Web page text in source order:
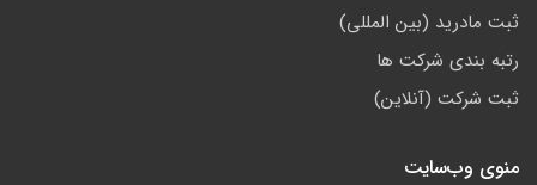
ثبت مادرید (بین المللی)
رتبه بندی شرکت ها
ثبت شرکت (آنلاین)
منوی وب‌سایت